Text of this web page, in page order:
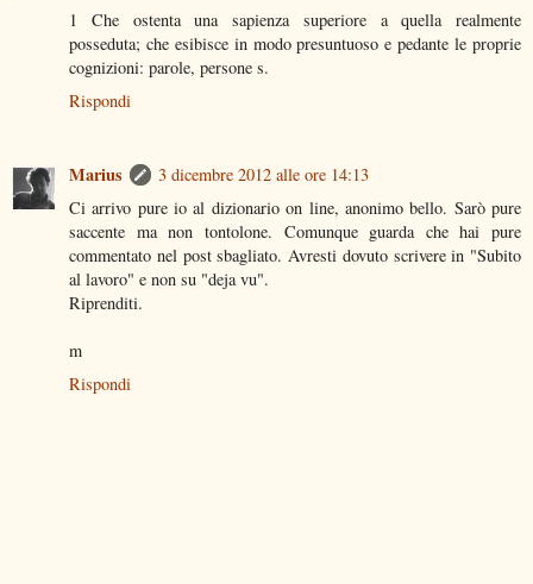
1 Che ostenta una sapienza superiore a quella realmente
posseduta; che esibisce in modo presuntuoso e pedante le proprie
cognizioni: parole, persone s.
Rispondi
Marius
3 dicembre 2012 alle ore 14:13
Ci arrivo pure io al dizionario on line, anonimo bello. Sarò pure
saccente ma non tontolone. Comunque guarda che hai pure
commentato nel post sbagliato. Avresti dovuto scrivere in "Subito
al lavoro" e non su "deja vu".
Riprenditi.
m
Rispondi